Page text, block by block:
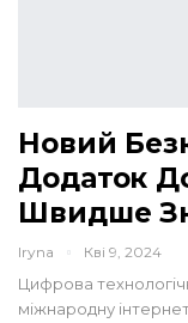
Новий
Додаток
Швидше
Iryna Кві 9, 2024
Цифрова
міжнародну